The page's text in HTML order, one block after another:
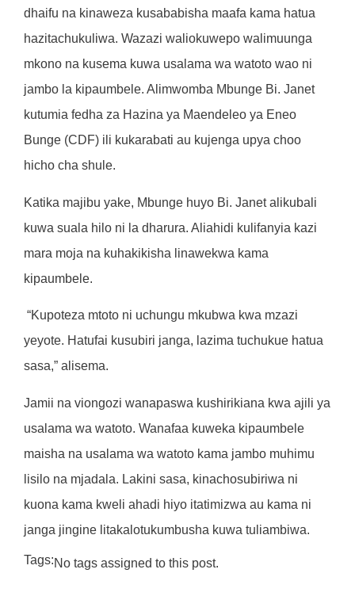
dhaifu na kinaweza kusababisha maafa kama hatua
hazitachukuliwa. Wazazi waliokuwepo walimuunga
mkono na kusema kuwa usalama wa watoto wao ni
jambo la kipaumbele. Alimwomba Mbunge Bi. Janet
kutumia fedha za Hazina ya Maendeleo ya Eneo
Bunge (CDF) ili kukarabati au kujenga upya choo
hicho cha shule.
Katika majibu yake, Mbunge huyo Bi. Janet alikubali
kuwa suala hilo ni la dharura. Aliahidi kulifanyia kazi
mara moja na kuhakikisha linawekwa kama
kipaumbele.
“Kupoteza mtoto ni uchungu mkubwa kwa mzazi
yeyote. Hatufai kusubiri janga, lazima tuchukue hatua
sasa,” alisema.
Jamii na viongozi wanapaswa kushirikiana kwa ajili ya
usalama wa watoto. Wanafaa kuweka kipaumbele
maisha na usalama wa watoto kama jambo muhimu
lisilo na mjadala. Lakini sasa, kinachosubiriwa ni
kuona kama kweli ahadi hiyo itatimizwa au kama ni
janga jingine litakalotukumbusha kuwa tuliambiwa.
Tags:No tags assigned to this post.